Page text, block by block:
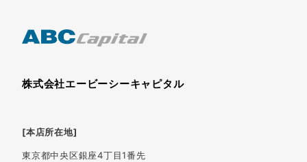
株式会社エービーシーキャピタル
[本店所在地]
東京都中央区銀座4丁目1番先